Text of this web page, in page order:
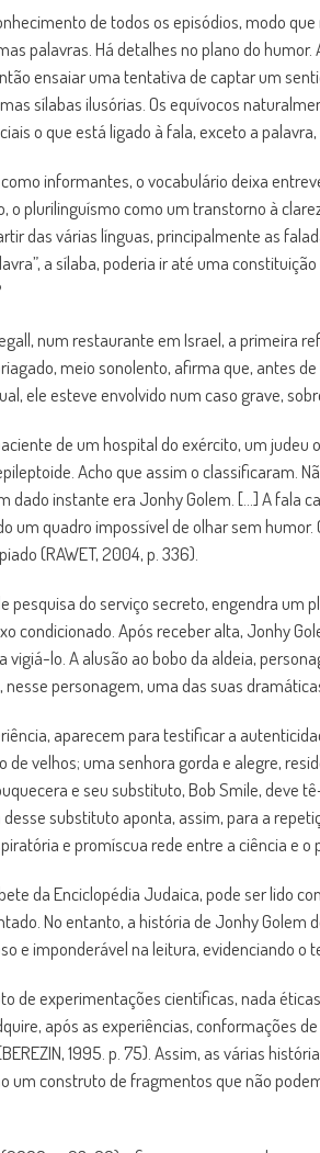
de todos os episódios, modo
palavras. Há detalhes no plano do
ensaiar uma tentativa de captar um
sílabas ilusórias. Os equívocos
o que está ligado à fala, exceto a
informantes, o vocabulário deixa
plurilinguísmo como um transtorno à
das várias línguas, principalmente as
a sílaba, poderia ir até uma
num restaurante em Israel, a primeira
meio sonolento, afirma que, antes
ele esteve envolvido num caso grave,
de um hospital do exército, um judeu
Acho que assim o classificaram.
instante era Jonhy Golem. […] A fala
quadro impossível de olhar sem humor.
(RAWET, 2004, p. 336).
pesquisa do serviço secreto, engendra
condicionado. Após receber alta, Jonhy
lo. A alusão ao bobo da aldeia,
personagem, uma das suas
aparecem para testificar a
de velhos; uma senhora gorda e alegre,
e seu substituto, Bob Smile,
substituto aponta, assim, para a
e promíscua rede entre a ciência e o
da Enciclopédia Judaica, pode ser lido
No entanto, a história de Jonhy
e imponderável na leitura, evidenciando
de experimentações científicas, nada
após as experiências, conformações
1995. p. 75). Assim, as várias
construto de fragmentos que não